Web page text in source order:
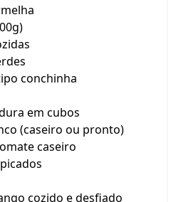
conchinha
em cubos
(caseiro ou pronto)
caseiro
cozido e desfiado